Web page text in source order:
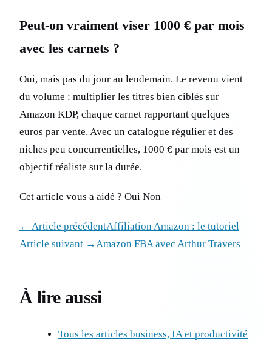
Peut-on vraiment viser 1000 € par mois
avec les carnets ?
Oui, mais pas du jour au lendemain. Le revenu vient
du volume : multiplier les titres bien ciblés sur
Amazon KDP, chaque carnet rapportant quelques
euros par vente. Avec un catalogue régulier et des
niches peu concurrentielles, 1000 € par mois est un
objectif réaliste sur la durée.
Cet article vous a aidé ? Oui Non
← Article précédentAffiliation Amazon : le tutoriel
Article suivant →Amazon FBA avec Arthur Travers
À lire aussi
Tous les articles business, IA et productivité